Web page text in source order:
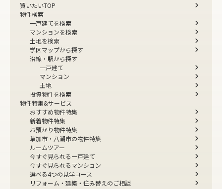
買いたいTOP
物件検索
一戸建てを検索
マンションを検索
土地を検索
学区マップから探す
沿線・駅から探す
一戸建て
マンション
土地
投資物件を検索
物件特集&サービス
おすすめ物件特集
新着物件特集
お預かり物件特集
草加市・八潮市の物件特集
ルームツアー
今すぐ見られる一戸建て
今すぐ見られるマンション
選べる4つの見学コース
リフォーム・建築・住み替えのご相談